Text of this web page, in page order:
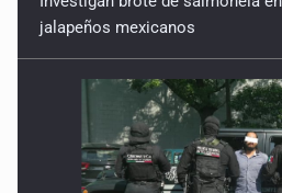
jalapeños mexicanos